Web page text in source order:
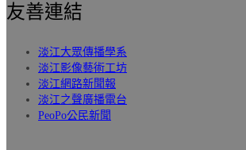
友善連結
淡江大眾傳播學系
淡江影像藝術工坊
淡江網路新聞報
淡江之聲廣播電台
PeoPo公民新聞